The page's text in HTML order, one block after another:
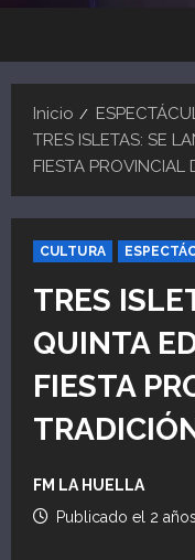
Inicio
TRES ISLETAS: SE
FIESTA PROVINCIAL
CULTURA
TRES
QUINTA
FIESTA
FM LA HUELLA
Publicado el 2